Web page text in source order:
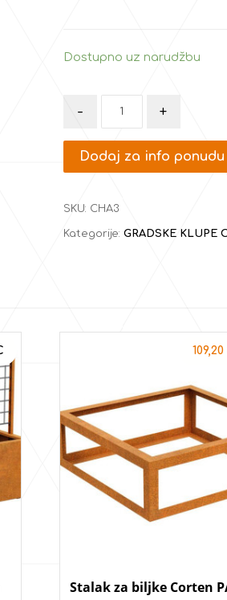
Dostupno uz narudžbu
- +
Dodaj za info ponudu
SKU: CHA3
Kategorije: GRADSKE KLUPE
Stalak za biljke Corten
109,20